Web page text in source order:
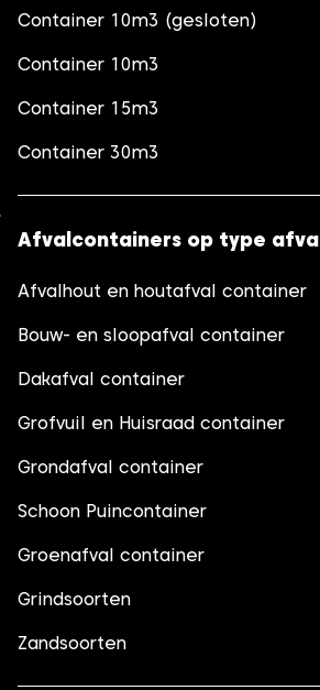
Container 10m3 (gesloten)
Container 10m3
Container 15m3
Container 30m3
Afvalcontainers op type afval
Afvalhout en houtafval container
Bouw- en sloopafval container
Dakafval container
Grofvuil en Huisraad container
Grondafval container
Schoon Puincontainer
Groenafval container
Grindsoorten
Zandsoorten